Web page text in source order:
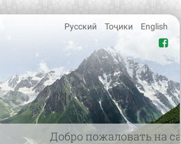
Добро пожаловать на
Русский Тоҷики English